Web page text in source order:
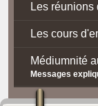
Les
Les cours
Médiumnité
Messages
Contact /